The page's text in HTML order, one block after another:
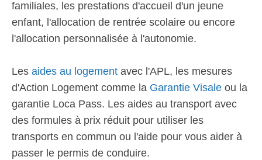
familiales, les prestations d'accueil d'un jeune
enfant, l'allocation de rentrée scolaire ou encore
l'allocation personnalisée à l'autonomie.
Les aides au logement avec l'APL, les mesures
d'Action Logement comme la Garantie Visale ou la
garantie Loca Pass. Les aides au transport avec
des formules à prix réduit pour utiliser les
transports en commun ou l'aide pour vous aider à
passer le permis de conduire.